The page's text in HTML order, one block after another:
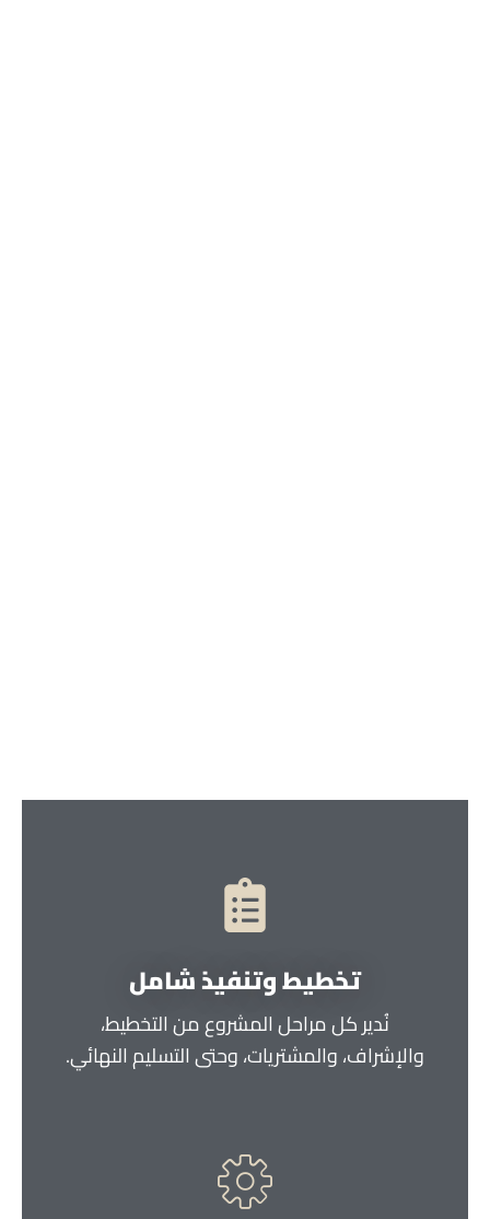
تخطيط وتنفيذ شامل
نُدير كل مراحل المشروع من التخطيط،
والإشراف، والمشتريات، وحتى التسليم النهائي.